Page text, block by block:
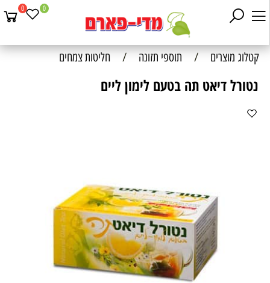
0 0
קטלוג מוצרים / תוספי תזונה / חליטות צמחים
נטורל דיאט תה בטעם לימון ליים